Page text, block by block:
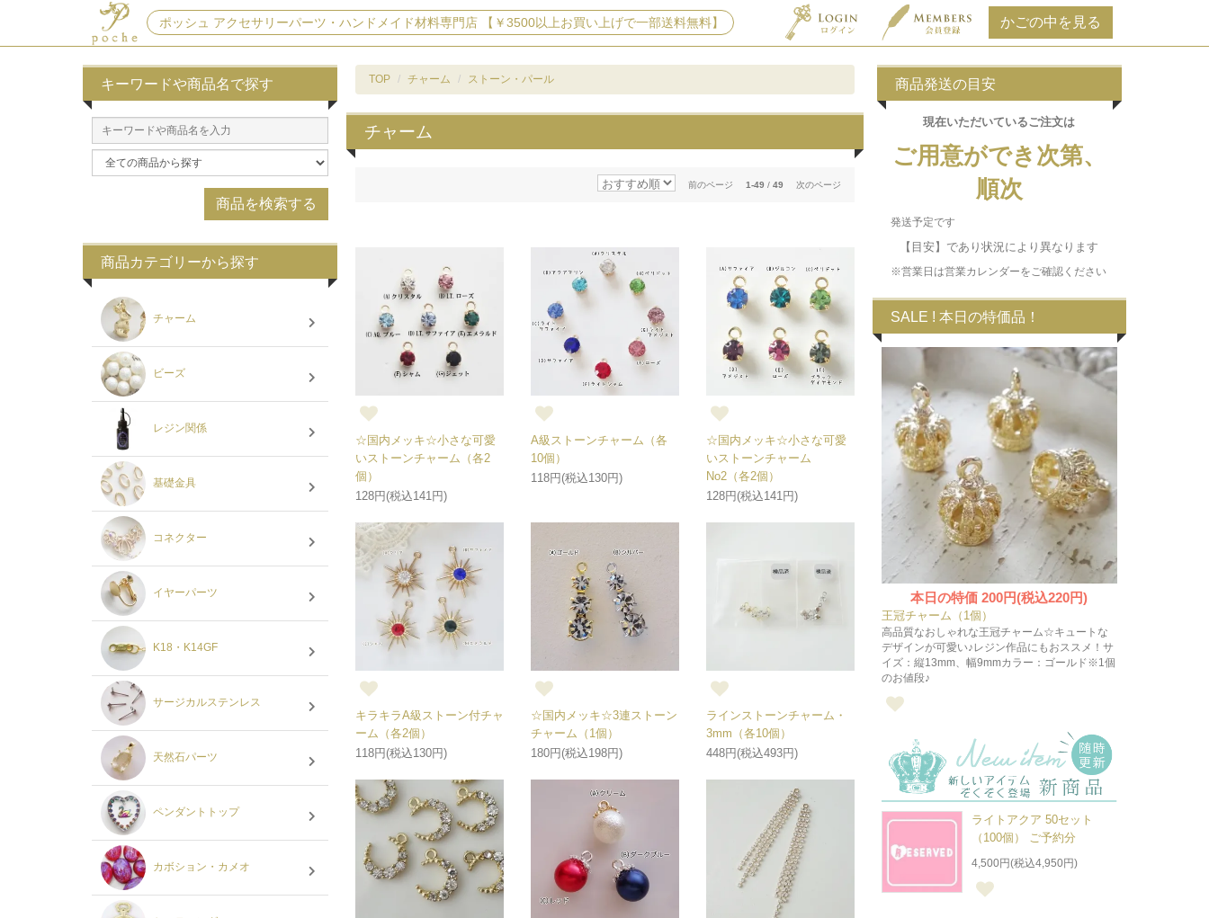
ポッシュ アクセサリーパーツ・ハンドメイド材料専門店 【￥3500以上お買い上げで一部送料無料】
TOP チャーム ストーン・パール
チャーム
前のページ 1-49 / 49 次のページ
☆国内メッキ☆小さな可愛
いストーンチャーム（各2
個）
128円(税込141円)
A級ストーンチャーム（各
10個）
118円(税込130円)
☆国内メッキ☆小さな可愛
いストーンチャーム
No2（各2個）
128円(税込141円)
キラキラA級ストーン付チャ
ーム（各2個）
118円(税込130円)
☆国内メッキ☆3連ストーン
チャーム（1個）
180円(税込198円)
ラインストーンチャーム・
3mm（各10個）
448円(税込493円)
キーワードや商品名で探す
商品カテゴリーから探す
チャーム
ビーズ
レジン関係
基礎金具
コネクター
イヤーパーツ
K18・K14GF
サージカルステンレス
天然石パーツ
ペンダントトップ
カボション・カメオ
商品発送の目安
現在いただいているご注文は
ご用意ができ次第、
順次
発送予定です
【目安】であり状況により異なります
※営業日は営業カレンダーをご確認ください
SALE ! 本日の特価品！
本日の特価200円(税込220円)
王冠チャーム（1個）
高品質なおしゃれな王冠チャーム☆キュートな
デザインが可愛い♪レジン作品にもおススメ！サ
イズ：縦13mm、幅9mmカラー：ゴールド※1個
のお値段♪
ライトアクア 50セット
（100個） ご予約分
4,500円(税込4,950円)